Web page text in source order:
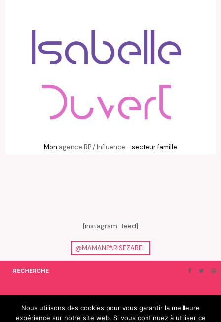
Mon agence RP / Influence - secteur famille
[instagram-feed]
@MAMANPARISEZABEL
RECHERCHE
ON EN PARLE… BLOGROLL
Nous utilisons des cookies pour vous garantir la meilleure
expérience sur notre site web. Si vous continuez à utiliser ce